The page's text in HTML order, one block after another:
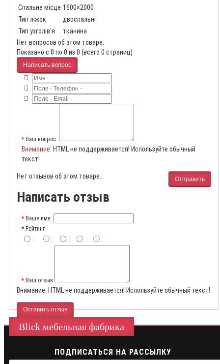
Спальне місце 1600×2000
Тип ліжок
двоспальні
Тип узголів'я
тканина
Нет вопросов об этом товаре.
Показано с 0 по 0 из 0 (всего 0 страниц)
Написать вопрос
Ваш вопрос:
Внимание: HTML не поддерживается! Используйте обычный
текст!
Отправить
Нет отзывов об этом товаре.
Написать отзыв
Ваше имя:
Рейтинг
Ваш отзыв
Внимание: HTML не поддерживается! Используйте обычный текст!
Оставить отзыв
Blick мебельная фабрика
ПОДПИСАТЬСЯ НА РАССЫЛКУ